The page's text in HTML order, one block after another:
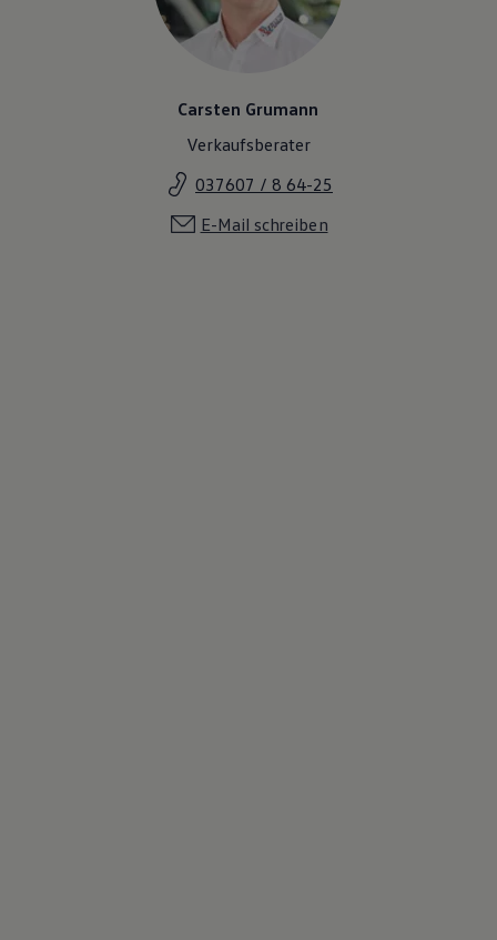
Lifestyle
Elektromobilität
Volkswagen R
Pannen- und Unfallhilfe
Carsten Grumann
Verkaufsberater
037607 / 8 64-25
E-Mail schreiben